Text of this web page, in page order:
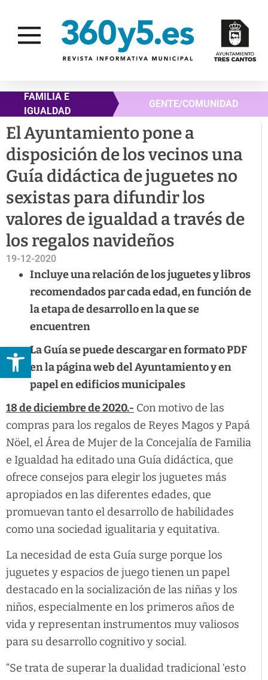
Abrir barra de herramientas
FAMILIA E
IGUALDAD
GENTE/COMUNIDAD
El Ayuntamiento pone a
disposición de los vecinos una
Guía didáctica de juguetes no
sexistas para difundir los
valores de igualdad a través de
los regalos navideños
19-12-2020
Incluye una relación de los juguetes y libros
recomendados par cada edad, en función de
la etapa de desarrollo en la que se
encuentren
La Guía se puede descargar en formato PDF
en la página web del Ayuntamiento y en
papel en edificios municipales
18 de diciembre de 2020.- Con motivo de las
compras para los regalos de Reyes Magos y Papá
Nöel, el Área de Mujer de la Concejalía de Familia
e Igualdad ha editado una Guía didáctica, que
ofrece consejos para elegir los juguetes más
apropiados en las diferentes edades, que
promuevan tanto el desarrollo de habilidades
como una sociedad igualitaria y equitativa.
La necesidad de esta Guía surge porque los
juguetes y espacios de juego tienen un papel
destacado en la socialización de las niñas y los
niños, especialmente en los primeros años de
vida y representan instrumentos muy valiosos
para su desarrollo cognitivo y social.
“Se trata de superar la dualidad tradicional ‘esto